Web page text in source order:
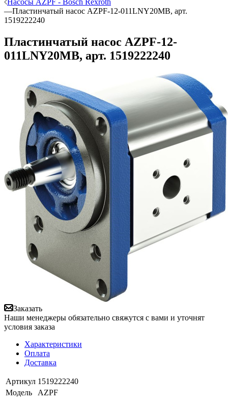
Насосы AZPF - Bosch Rexroth
—Пластинчатый насос AZPF-12-011LNY20MB, арт.
1519222240
Пластинчатый насос AZPF-12-
011LNY20MB, арт. 1519222240
Заказать
Наши менеджеры обязательно свяжутся с вами и уточнят
условия заказа
Характеристики
Оплата
Доставка
Артикул 1519222240
Модель
AZPF